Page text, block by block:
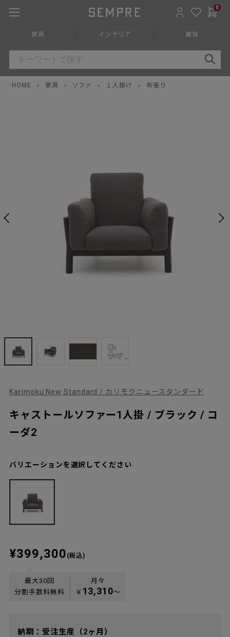
0
家具 インテリア 雑貨
HOME » 家具 » ソファ » １人掛け » 布張り
Karimoku New Standard / カリモクニュースタンダード
キャストールソファー1人掛 / ブラック / コ
ーダ2
バリエーションを選択してください
¥399,300 (税込)
最大30回
分割手数料無料
月々
￥ 13,310〜
納期：受注生産（2ヶ月）